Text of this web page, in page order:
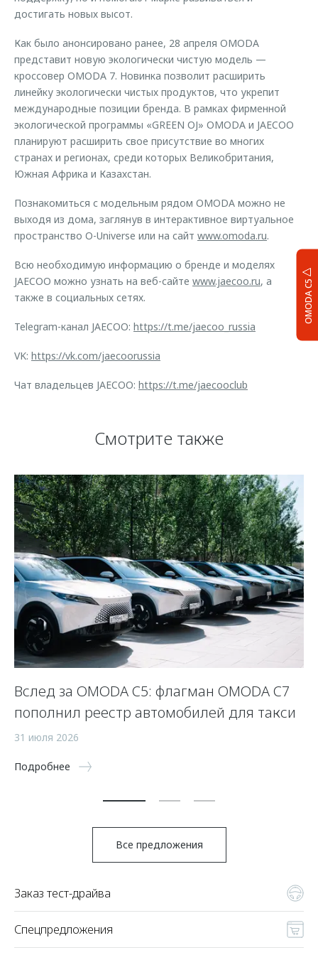
OMODA C5
достигать новых высот.
Как было анонсировано ранее, 28 апреля OMODA
представит новую экологически чистую модель —
кроссовер OMODA 7. Новинка позволит расширить
линейку экологически чистых продуктов, что укрепит
международные позиции бренда. В рамках фирменной
экологической программы «GREEN OJ» OMODA и JAECOO
планируют расширить свое присутствие во многих
странах и регионах, среди которых Великобритания,
Южная Африка и Казахстан.
Познакомиться с модельным рядом OMODA можно не
выходя из дома, заглянув в интерактивное виртуальное
пространство O-Universe или на сайт www.omoda.ru.
Всю необходимую информацию о бренде и моделях
JAECOO можно узнать на веб-сайте www.jaecoo.ru, а
также в социальных сетях.
Telegram-канал JAECOO: https://t.me/jaecoo_russia
VK: https://vk.com/jaecoorussia
Чат владельцев JAECOO: https://t.me/jaecooclub
Смотрите также
Вслед за OMODA C5: флагман OMODA C7
пополнил реестр автомобилей для такси
31 июля 2026
Подробнее
Все предложения
Заказ тест-драйва
Спецпредложения